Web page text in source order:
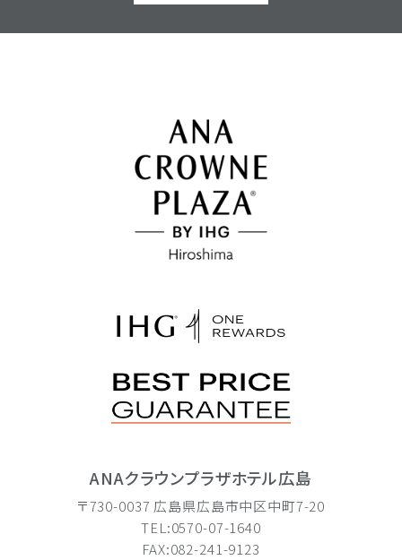
ANAクラウンプラザホテル広島
〒730-0037 広島県広島市中区中町7-20
TEL:0570-07-1640
FAX:082-241-9123